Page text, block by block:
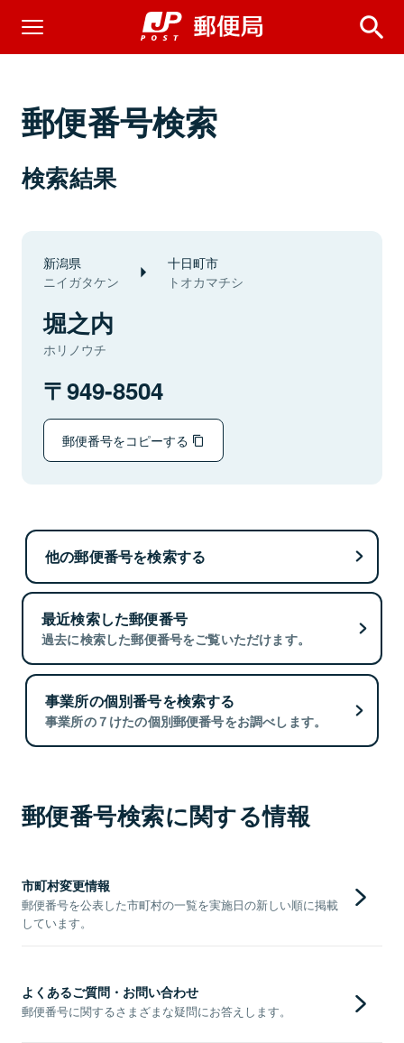
郵便番号検索
検索結果
新潟県
ニイガタケン
十日町市
トオカマチシ
堀之内
ホリノウチ
949-8504
郵便番号をコピーする
他の郵便番号を検索する
最近検索した郵便番号
過去に検索した郵便番号をご覧いただけます。
事業所の個別番号を検索する
事業所の７けたの個別郵便番号をお調べします。
郵便番号検索に関する情報
市町村変更情報
郵便番号を公表した市町村の一覧を実施日の新しい順に掲載
しています。
よくあるご質問・お問い合わせ
郵便番号に関するさまざまな疑問にお答えします。